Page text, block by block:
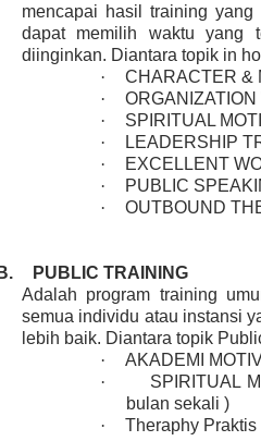
mencapai hasil training
dapat memilih waktu yang
diinginkan. Diantara topik in
·
CHARACTER &
·
ORGANIZATION
·
SPIRITUAL
·
LEADERSHIP
·
EXCELLENT
·
PUBLIC
·
OUTBOUND
PUBLIC TRAINING
Adalah program training
semua individu atau instansi
lebih baik. Diantara topik
·
AKADEMI
·
SPIRITUAL
bulan sekali )
·
Theraphy